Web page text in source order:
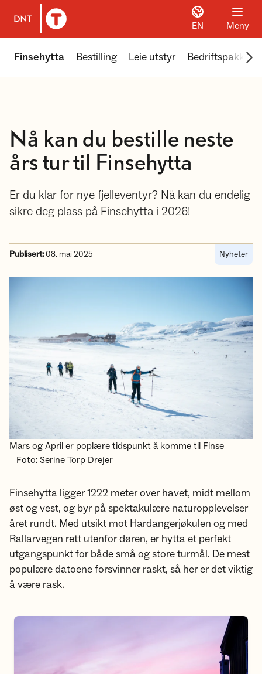
Til DNT.no forside
EN Meny
Finsehytta Bestilling Leie utstyr Bedriftspakker
Nå kan du bestille neste
års tur til Finsehytta
Er du klar for nye fjelleventyr? Nå kan du endelig
sikre deg plass på Finsehytta i 2026!
Publisert:08. mai 2025 Nyheter
Mars og April er poplære tidspunkt å komme til Finse
Foto: Serine Torp Drejer
Finsehytta ligger 1222 meter over havet, midt mellom
øst og vest, og byr på spektakulære naturopplevelser
året rundt. Med utsikt mot Hardangerjøkulen og med
Rallarvegen rett utenfor døren, er hytta et perfekt
utgangspunkt for både små og store turmål. De mest
populære datoene forsvinner raskt, så her er det viktig
å være rask.
Bestill hytteopphold her!